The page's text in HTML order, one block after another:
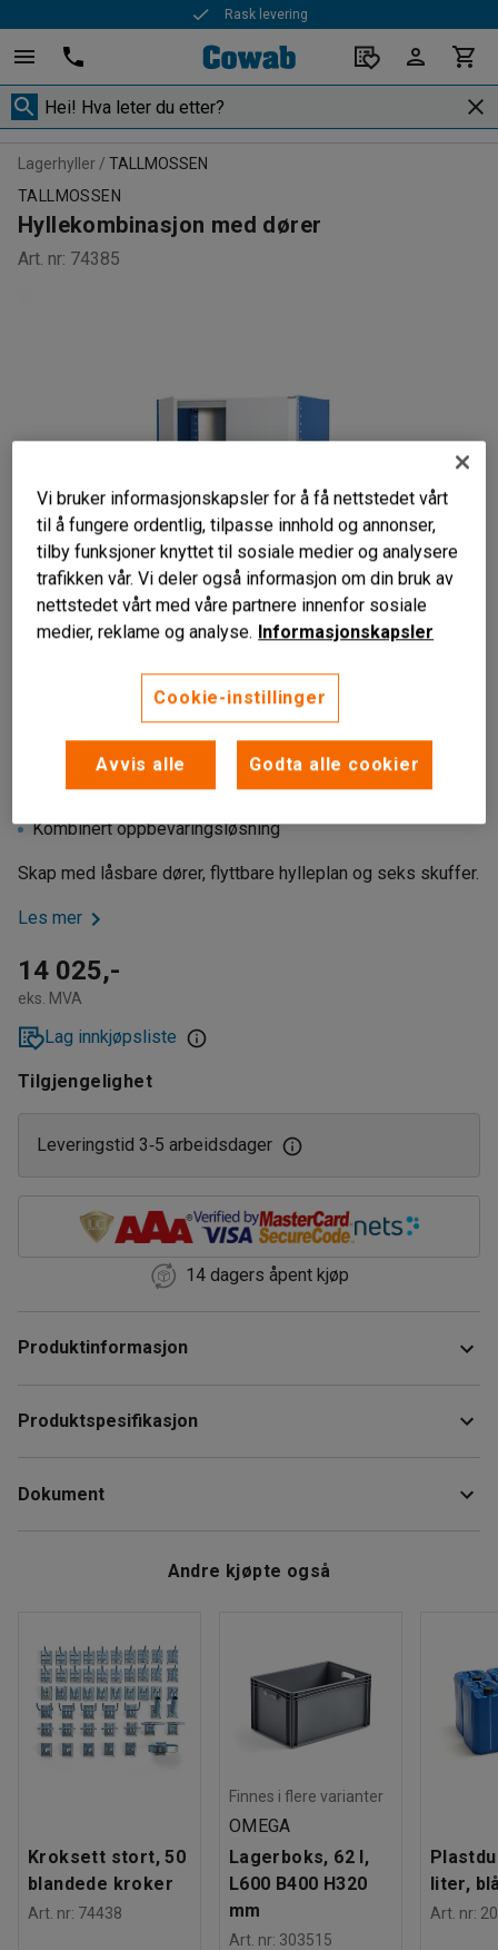
Rask levering
Lagerhyller
TALLMOSSEN
TALLMOSSEN
Hyllekombinasjon med dører
Art. nr: 74385
Låsbart skap
Kombinert oppbevaringsløsning
Skap med låsbare dører, flyttbare hylleplan og seks skuffer.
Les mer
14 025,-
eks. MVA
Lag innkjøpsliste
Tilgjengelighet
Leveringstid 3‑5 arbeidsdager
14 dagers åpent kjøp
Produktinformasjon
m.m. Skapet er i en robust stålplatekonstruksjon.
og skuffer. Hylleplanene kan settes i valgfri høyde og
Produktspesifikasjon
Bredde: 1000
Lys grå
Fargekode stolpe: RAL 5005
Materiale hylle: Stål
Antall hyller: 3
Antall skuffer: 6
kg
Dokument
Andre kjøpte også
Kroksett stort, 50
blandede kroker
Art. nr: 74438
Finnes i flere varianter
OMEGA
Lagerboks, 62 l,
L600 B400 H320
mm
Art. nr: 303515
liter,
Art. nr:
Vi bruker informasjonskapsler for å få nettstedet vårt
til å fungere ordentlig, tilpasse innhold og annonser,
tilby funksjoner knyttet til sosiale medier og analysere
trafikken vår. Vi deler også informasjon om din bruk av
nettstedet vårt med våre partnere innenfor sosiale
medier, reklame og analyse. Informasjonskapsler
Cookie-instillinger
Avvis alle Godta alle cookier